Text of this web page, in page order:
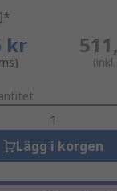
kr
Lägg i korgen